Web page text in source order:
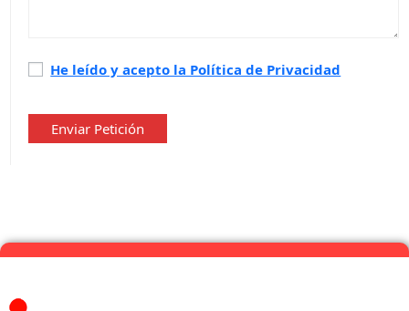
Política
privacidad*
He leído y acepto la Política de Privacidad
Enviar Petición